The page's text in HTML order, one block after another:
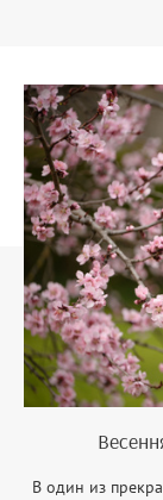
В один из